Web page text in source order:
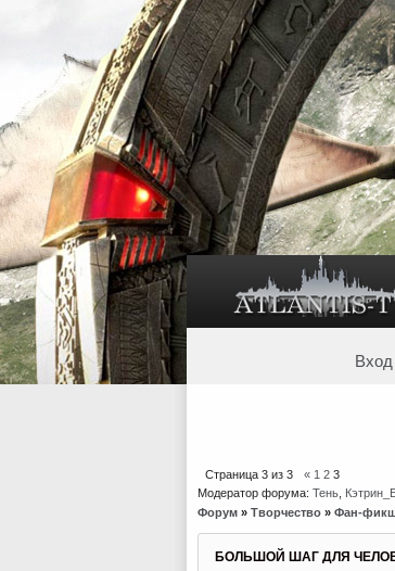
Вход
Страница 3 из 3 « 1 2 3
Модератор форума: Тень
Форум » Творчество » Фан-
БОЛЬШОЙ ШАГ ДЛЯ